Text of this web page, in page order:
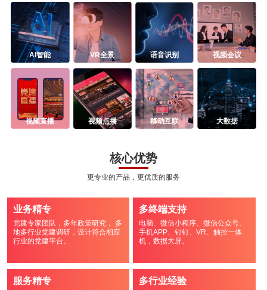
AI智能 VR全景 语音识别 视频会议
视频直播 视频点播 移动互联 大数据
核心优势
更专业的产品，更优质的服务
业务精专
党建专家团队，多年政策研究， 多
地多行业党建调研，设计符合相应
行业的党建平台。
多终端支持
电脑、微信小程序、微信公众号、
手机APP、钉钉、VR、触控一体
机，数据大屏。
服务精专 多行业经验